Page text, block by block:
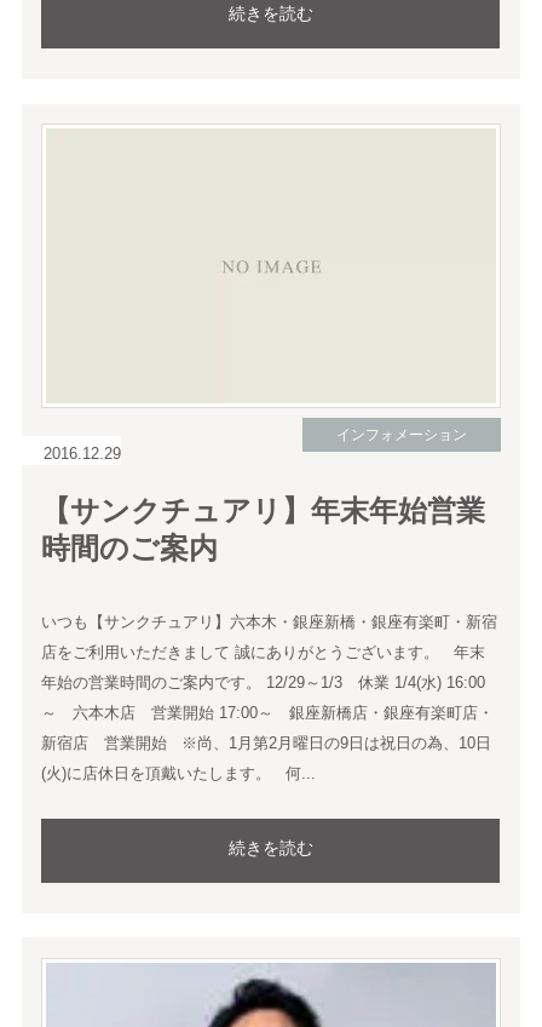
続きを読む
2016.12.29
インフォメーション
【サンクチュアリ】年末年始営業
時間のご案内
いつも【サンクチュアリ】六本木・銀座新橋・銀座有楽町・新宿
店をご利用いただきまして 誠にありがとうございます。 年末
年始の営業時間のご案内です。 12/29～1/3 休業 1/4(水) 16:00
～ 六本木店 営業開始 17:00～ 銀座新橋店・銀座有楽町店・
新宿店 営業開始 ※尚、1月第2月曜日の9日は祝日の為、10日
(火)に店休日を頂戴いたします。 何...
続きを読む